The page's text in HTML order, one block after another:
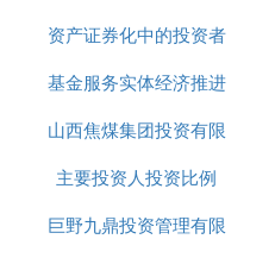
资产证券化中的投资者
基金服务实体经济推进
会议
山西焦煤集团投资有限
公司董事长
主要投资人投资比例
巨野九鼎投资管理有限